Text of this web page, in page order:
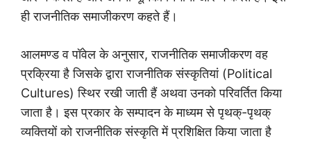
ही राजनीतिक समाजीकरण कहते हैं।
आलमण्ड व पॉवेल के अनुसार, राजनीतिक समाजीकरण वह
प्रक्रिया है जिसके द्वारा राजनीतिक संस्कृतियां (Political
Cultures) स्थिर रखी जाती हैं अथवा उनको परिवर्तित किया
जाता है। इस प्रकार के सम्पादन के माध्यम से पृथक्-पृथक्
व्यक्तियों को राजनीतिक संस्कृति में प्रशिक्षित किया जाता है